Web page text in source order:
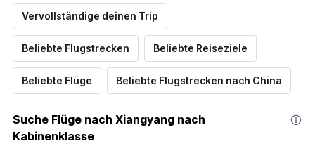
Vervollständige deinen Trip
Beliebte Flugstrecken Beliebte Reiseziele
Beliebte Flüge Beliebte Flugstrecken nach China
Suche Flüge nach Xiangyang nach
Kabinenklasse